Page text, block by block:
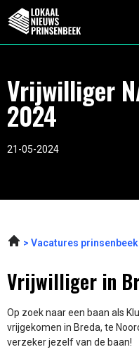
Vrijwilliger
2024
21-05-2024
Vacatures prinsenbeek
Vrijwilliger in
Op zoek naar een baan als
vrijgekomen in Breda, te
verzeker jezelf van de baan!